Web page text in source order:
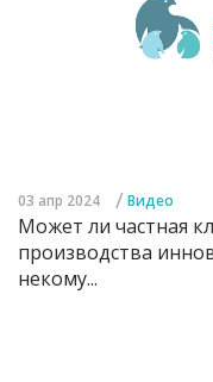
03 апр 2024 / Видео
Может ли частная
производства
некому...